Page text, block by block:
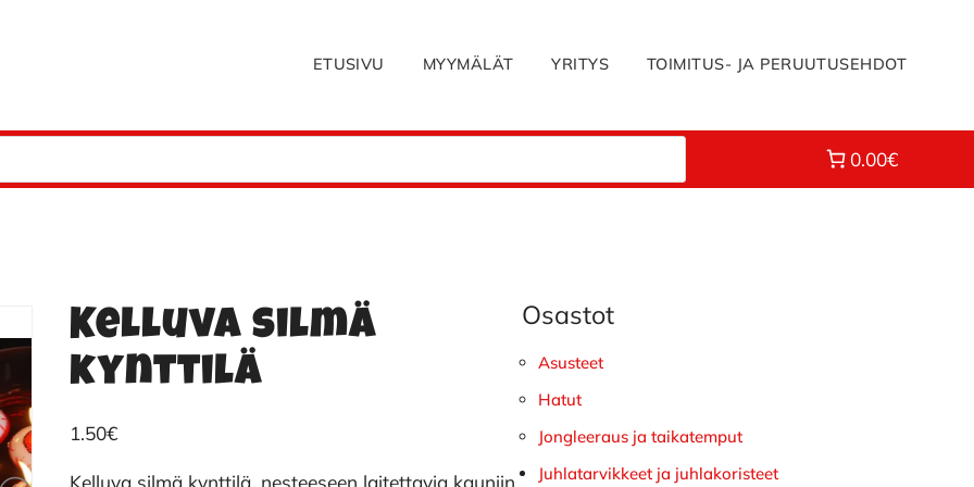
ETUSIVU MYYMÄLÄT YRITYS TOIMITUS- JA PERUUTUSEHDOT
0.00€
Kelluva silmä
kynttilä
1.50€
Kelluva silmä kynttilä, nesteeseen laitettavia kauniin
Ensisijainen
sivupalkki
Osastot
Asusteet
Hatut
Jongleeraus ja taikatemput
Juhlatarvikkeet ja juhlakoristeet